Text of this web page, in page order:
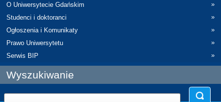
O Uniwersytecie Gdańskim
»
Studenci i doktoranci
»
Ogłoszenia i Komunikaty
»
Prawo Uniwersytetu
»
Serwis BIP
»
Wyszukiwanie